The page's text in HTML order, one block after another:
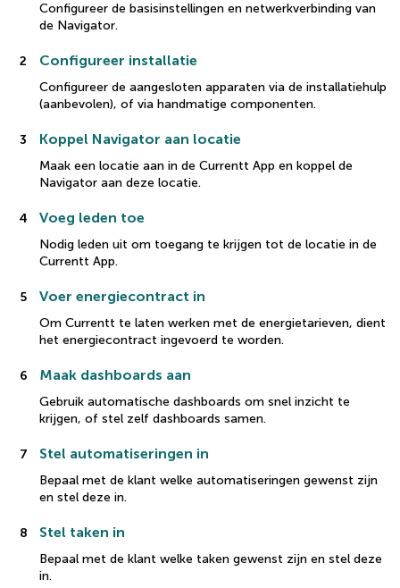
Configureer de basisinstellingen en netwerkverbinding van
de Navigator.
2 Configureer installatie
Configureer de aangesloten apparaten via de installatiehulp
(aanbevolen), of via handmatige componenten.
3 Koppel Navigator aan locatie
Maak een locatie aan in de Currentt App en koppel de
Navigator aan deze locatie.
4 Voeg leden toe
Nodig leden uit om toegang te krijgen tot de locatie in de
Currentt App.
5 Voer energiecontract in
Om Currentt te laten werken met de energietarieven, dient
het energiecontract ingevoerd te worden.
6 Maak dashboards aan
Gebruik automatische dashboards om snel inzicht te
krijgen, of stel zelf dashboards samen.
7 Stel automatiseringen in
Bepaal met de klant welke automatiseringen gewenst zijn
en stel deze in.
8 Stel taken in
Bepaal met de klant welke taken gewenst zijn en stel deze
in.